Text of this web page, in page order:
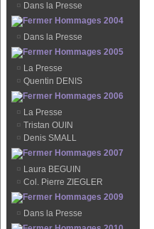
¤ Dans la Presse
Hommages 2004
¤ Dans la Presse
Hommages 2005
¤ La Presse
¤ Quentin DENIS
Hommages 2006
¤ La Presse
¤ Tristan OUIN
¤ Denis SMALL
Hommages 2007
¤ Laura BEGUIN
¤ Col. Pierre ZIEGLER
Hommages 2009
¤ Dans la Presse